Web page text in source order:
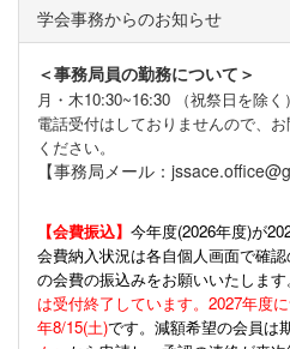
学会事務からのお知らせ
＜事務局員の勤務について＞
月・木10:30~16:30 （祝祭日を除く）
電話受付はしておりませんので、
ください。
【事務局メール：
【会費振込】 今年度(2026年度)が
会費納入状況は各自個人画面で確
の会費の振込みをお願いいたします
は受付終了しています。2027年度
年8/15(土)です。減額希望の会員は